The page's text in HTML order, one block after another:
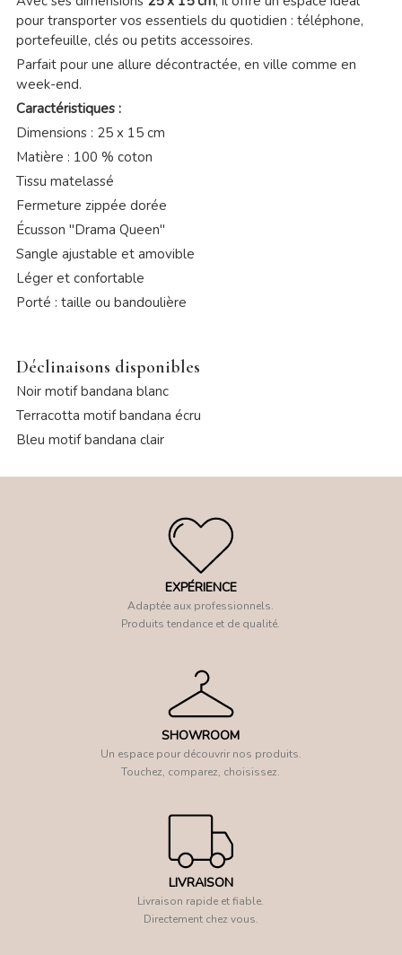
pour transporter vos essentiels du quotidien : téléphone,
portefeuille, clés ou petits accessoires.
Parfait pour une allure décontractée, en ville comme en
week-end.
Caractéristiques :
Dimensions : 25 x 15 cm
Matière : 100 % coton
Tissu matelassé
Fermeture zippée dorée
Écusson "Drama Queen"
Sangle ajustable et amovible
Léger et confortable
Porté : taille ou bandoulière
Déclinaisons disponibles
Noir motif bandana blanc
Terracotta motif bandana écru
Bleu motif bandana clair
EXPÉRIENCE
Adaptée aux professionnels.
Produits tendance et de qualité.
SHOWROOM
Un espace pour découvrir nos produits.
Touchez, comparez, choisissez.
LIVRAISON
Livraison rapide et fiable.
Directement chez vous.